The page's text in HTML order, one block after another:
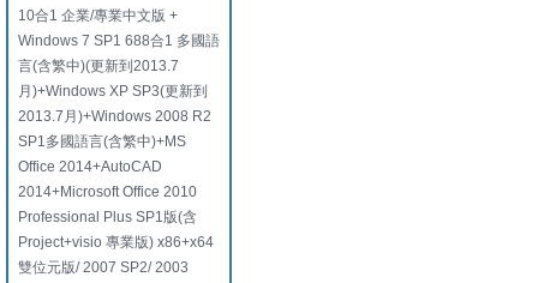
10合1 企業/專業中文版 +
Windows 7 SP1 688合1 多國語
言(含繁中)(更新到2013.7
月)+Windows XP SP3(更新到
2013.7月)+Windows 2008 R2
SP1多國語言(含繁中)+MS
Office 2014+AutoCAD
2014+Microsoft Office 2010
Professional Plus SP1版(含
Project+visio 專業版) x86+x64
雙位元版/ 2007 SP2/ 2003